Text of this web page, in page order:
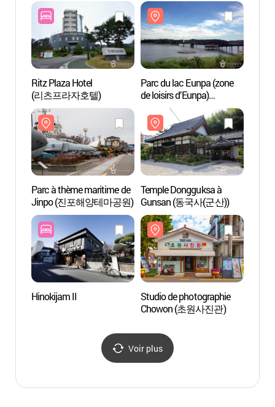
Ritz Plaza Hotel
(리츠프라자호텔)
Parc du lac Eunpa (zone
de loisirs d’Eunpa)
(은파호수공원)
Parc à thème maritime de
Jinpo (진포해양테마공원)
Temple Dongguksa à
Gunsan (동국사(군산))
Hinokijam II
Studio de photographie
Chowon (초원사진관)
Voir plus